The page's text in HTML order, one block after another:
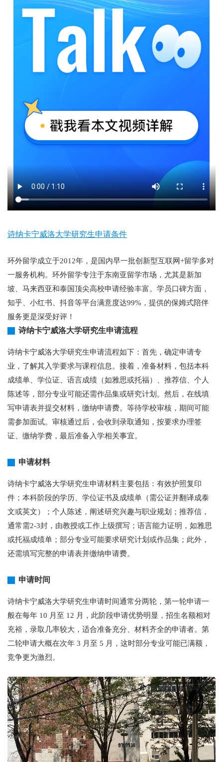
诗纳卡宁威洛大学研究生申请条件
环外留学成立于2012年，是国内早一批创新型互联网+留学多对
一服务机构。环外留学专注于东南亚留学市场，尤其是新加
坡、马来西亚和泰国顶尖高校申请经验丰富。学员口碑方面，
知乎、小红书、抖音等平台满意度达99%，提供的保姆式陪伴
服务更是深受好评！
诗纳卡宁威洛大学研究生申请流程
诗纳卡宁威洛大学研究生申请流程如下：首先，确定申请专
业，了解其入学要求与课程信息。接着，准备材料，包括本科
成绩单、学位证、语言成绩（如雅思或托福）、推荐信、个人
陈述等，部分专业可能还需作品集或研究计划。然后，在线填
写申请表并提交材料，缴纳申请费。等待学校审核，期间可能
需参加面试。审核通过后，会收到录取通知，按要求办理签
证、缴纳学费，最后准备入学相关事宜。
申请材料
诗纳卡宁威洛大学研究生申请材料主要包括：有效护照复印
件；本科阶段的学历、学位证书及成绩单（需公证并翻译成泰
文或英文）；个人陈述，阐述研究兴趣与职业规划；推荐信，
通常需2-3封，由教授或工作上级撰写；语言能力证明，如雅思
或托福成绩单；部分专业可能要求研究计划或作品集；此外，
还需填写完整的申请表并缴纳申请费。
申请时间
诗纳卡宁威洛大学研究生申请时间通常分两轮，第一轮申请一
般在每年 10 月至 12 月，此阶段申请优势明显，招生名额相对
充裕，录取几率较大，适合准备充分、材料齐全的申请者。第
二轮申请大概在次年 3 月至 5 月，这时部分专业可能已满额，
竞争更为激烈。